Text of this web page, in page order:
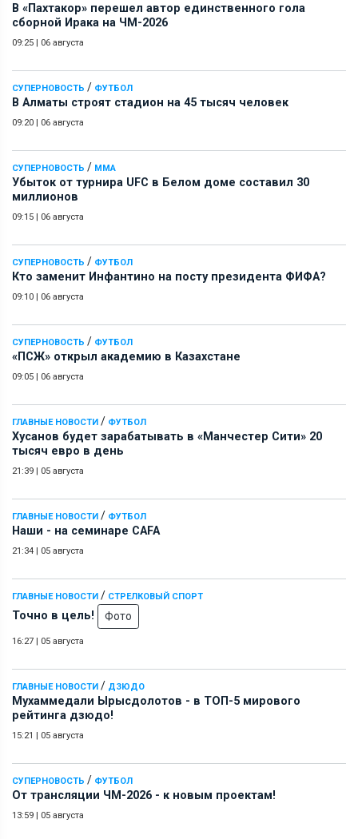
В «Пахтакор» перешел автор единственного гола
сборной Ирака на ЧМ-2026
09:25 | 06 августа
СУПЕРНОВОСТЬ / ФУТБОЛ
В Алматы строят стадион на 45 тысяч человек
09:20 | 06 августа
СУПЕРНОВОСТЬ / ММА
Убыток от турнира UFC в Белом доме составил 30
миллионов
09:15 | 06 августа
СУПЕРНОВОСТЬ / ФУТБОЛ
Кто заменит Инфантино на посту президента ФИФА?
09:10 | 06 августа
СУПЕРНОВОСТЬ / ФУТБОЛ
«ПСЖ» открыл академию в Казахстане
09:05 | 06 августа
ГЛАВНЫЕ НОВОСТИ / ФУТБОЛ
Хусанов будет зарабатывать в «Манчестер Сити» 20
тысяч евро в день
21:39 | 05 августа
ГЛАВНЫЕ НОВОСТИ / ФУТБОЛ
Наши - на семинаре СAFA
21:34 | 05 августа
ГЛАВНЫЕ НОВОСТИ / СТРЕЛКОВЫЙ СПОРТ
Точно в цель! Фото
16:27 | 05 августа
ГЛАВНЫЕ НОВОСТИ / ДЗЮДО
Мухаммедали Ырысдолотов - в ТОП-5 мирового
рейтинга дзюдо!
15:21 | 05 августа
СУПЕРНОВОСТЬ / ФУТБОЛ
От трансляции ЧМ-2026 - к новым проектам!
13:59 | 05 августа